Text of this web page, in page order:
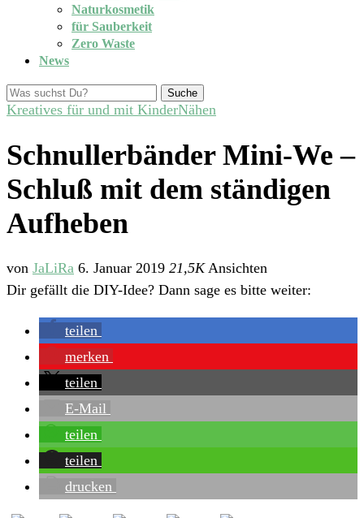
Naturkosmetik
für Sauberkeit
Zero Waste
News
Suche
Kreatives für und mit KinderNähen
Schnullerbänder Mini-We –
Schluß mit dem ständigen
Aufheben
von JaLiRa 6. Januar 2019 21,5KAnsichten
Dir gefällt die DIY-Idee? Dann sage es bitte weiter:
teilen
merken
teilen
E-Mail
teilen
teilen
drucken